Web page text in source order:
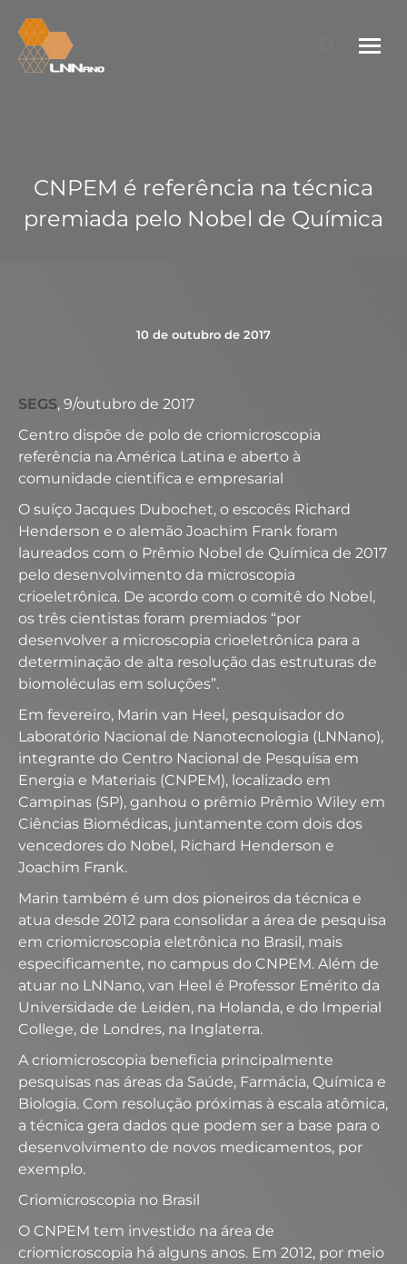
Search:
CNPEM é referência na técnica
premiada pelo Nobel de Química
10 de outubro de 2017
SEGS, 9/outubro de 2017
Centro dispõe de polo de criomicroscopia
referência na América Latina e aberto à
comunidade cientifica e empresarial
O suíço Jacques Dubochet, o escocês Richard
Henderson e o alemão Joachim Frank foram
laureados com o Prêmio Nobel de Química de 2017
pelo desenvolvimento da microscopia
crioeletrônica. De acordo com o comitê do Nobel,
os três cientistas foram premiados “por
desenvolver a microscopia crioeletrônica para a
determinação de alta resolução das estruturas de
biomoléculas em soluções”.
Em fevereiro, Marin van Heel, pesquisador do
Laboratório Nacional de Nanotecnologia (LNNano),
integrante do Centro Nacional de Pesquisa em
Energia e Materiais (CNPEM), localizado em
Campinas (SP), ganhou o prêmio Prêmio Wiley em
Ciências Biomédicas, juntamente com dois dos
vencedores do Nobel, Richard Henderson e
Joachim Frank.
Marin também é um dos pioneiros da técnica e
atua desde 2012 para consolidar a área de pesquisa
em criomicroscopia eletrônica no Brasil, mais
especificamente, no campus do CNPEM. Além de
atuar no LNNano, van Heel é Professor Emérito da
Universidade de Leiden, na Holanda, e do Imperial
College, de Londres, na Inglaterra.
A criomicroscopia beneficia principalmente
pesquisas nas áreas da Saúde, Farmácia, Química e
Biologia. Com resolução próximas à escala atômica,
a técnica gera dados que podem ser a base para o
desenvolvimento de novos medicamentos, por
exemplo.
Criomicroscopia no Brasil
O CNPEM tem investido na área de
criomicroscopia há alguns anos. Em 2012, por meio